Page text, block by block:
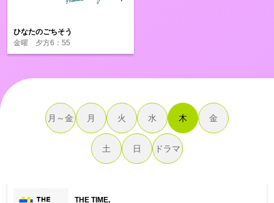
ひなたのごちそう
金曜 夕方6：55
月～金 月 火 水 木 金
土 日 ドラマ
THE TIME,